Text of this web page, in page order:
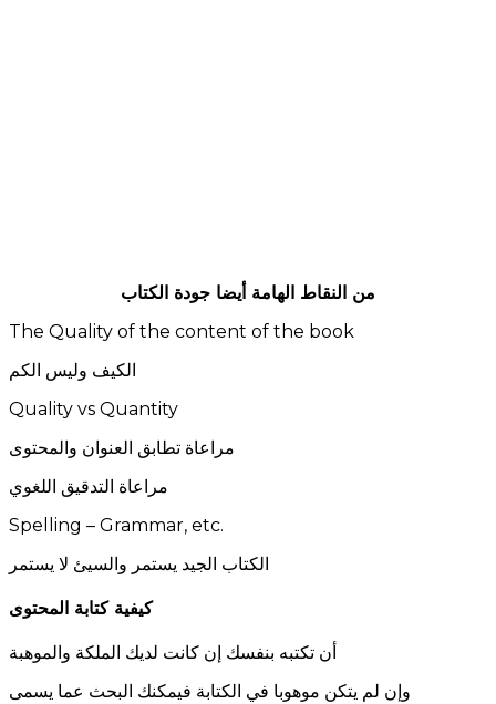
من النقاط الهامة أيضا جودة الكتاب
The Quality of the content of the book
الكيف وليس الكم
Quality vs Quantity
مراعاة تطابق العنوان والمحتوى
مراعاة التدقيق اللغوي
Spelling – Grammar, etc.
الكتاب الجيد يستمر والسيئ لا يستمر
كيفية كتابة المحتوى
أن تكتبه بنفسك إن كانت لديك الملكة والموهبة
وإن لم يتكن موهوبا في الكتابة فيمكنك البحث عما يسمى